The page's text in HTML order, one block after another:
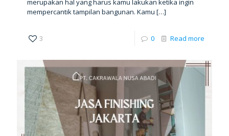
merupakan hal yang harus kamu lakukan ketika ingin
mempercantik tampilan bangunan. Kamu […]
3 0 Read more